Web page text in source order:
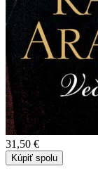
31,50 €
Kúpiť spolu